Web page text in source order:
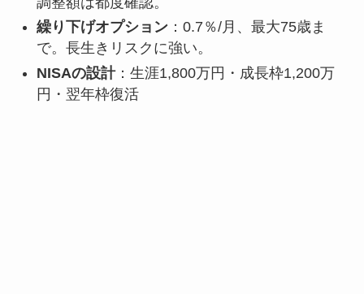
繰り下げオプション：0.7％/月、最大75歳ま
で。長生きリスクに強い。
NISAの設計：生涯1,800万円・成長枠1,200万
円・翌年枠復活